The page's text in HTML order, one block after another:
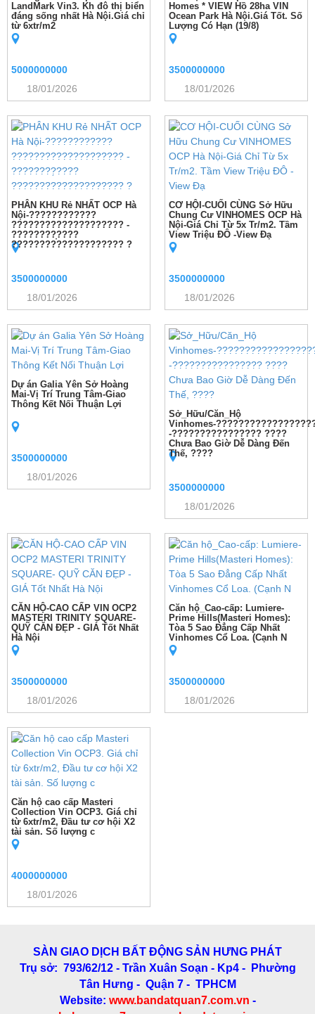
LandMark Vin3. Kh đô thị biển
đáng sống nhất Hà Nội.Giá chỉ
từ 6xtr/m2
5000000000
18/01/2026
Homes * VIEW Hồ 28ha VIN
Ocean Park Hà Nội.Giá Tốt. Số
Lượng Có Hạn (19/8)
3500000000
18/01/2026
PHÂN KHU Rẻ NHẤT OCP Hà
Nội-????????????
???????????????????? -
????????̣????
???????????????????? ?
3500000000
18/01/2026
CƠ HỘI-CUỐI CÙNG Sở Hữu
Chung Cư VINHOMES OCP Hà
Nội-Giá Chỉ Từ 5x Tr/m2. Tầm
View Triệu ĐÔ -View Đạ
3500000000
18/01/2026
Dự án Galia Yên Sở Hoàng
Mai-Vị Trí Trung Tâm-Giao
Thông Kết Nối Thuận Lợi
3500000000
18/01/2026
Sở_Hữu/Căn_Hộ
Vinhomes-
-???????????????? ????
Chưa Bao Giờ Dễ Dàng Đến
Thế, ????
3500000000
18/01/2026
CĂN HỘ-CAO CẤP VIN OCP2
MASTERI TRINITY SQUARE-
QUỸ CĂN ĐẸP - GIÁ Tốt Nhất
Hà Nội
3500000000
18/01/2026
Căn hộ_Cao-cấp: Lumiere-
Prime Hills(Masteri Homes):
Tòa 5 Sao Đẳng Cấp Nhất
Vinhomes Cổ Loa. (Cạnh N
3500000000
18/01/2026
Căn hộ cao cấp Masteri
Collection Vin OCP3. Giá chỉ
từ 6xtr/m2, Đầu tư cơ hội X2
tài sản. Số lượng c
4000000000
18/01/2026
SÀN GIAO DỊCH BẤT ĐỘNG SẢN HƯNG PHÁT
Trụ sở: 793/62/12 - Trần Xuân Soạn - Kp4 - Phường
Tân Hưng - Quận 7 - TPHCM
Website: www.bandatquan7.com.vn -